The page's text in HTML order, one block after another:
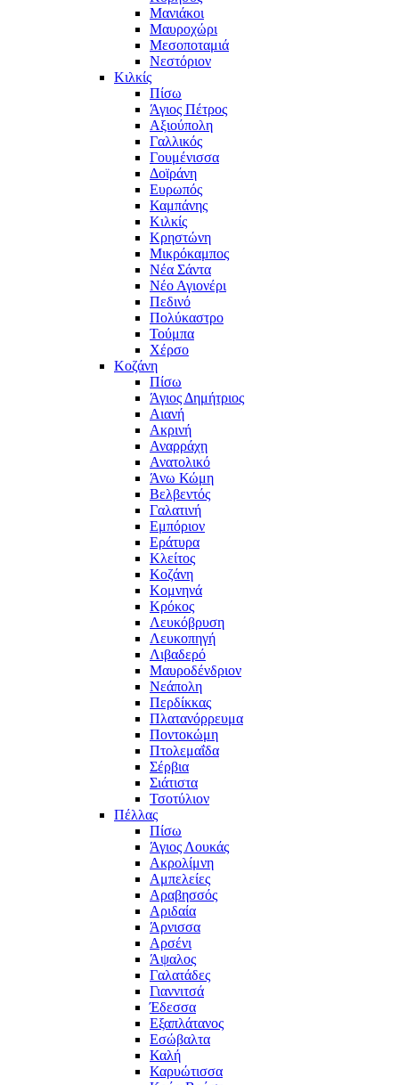
Μανιάκοι
Μαυροχώρι
Μεσοποταμιά
Νεστόριον
Κιλκίς
Πίσω
Άγιος Πέτρος
Αξιούπολη
Γαλλικός
Γουμένισσα
Δοϊράνη
Ευρωπός
Καμπάνης
Κιλκίς
Κρηστώνη
Μικρόκαμπος
Νέα Σάντα
Νέο Αγιονέρι
Πεδινό
Πολύκαστρο
Τούμπα
Χέρσο
Κοζάνη
Πίσω
Άγιος Δημήτριος
Αιανή
Ακρινή
Αναρράχη
Ανατολικό
Άνω Κώμη
Βελβεντός
Γαλατινή
Εμπόριον
Εράτυρα
Κλείτος
Κοζάνη
Κομνηνά
Κρόκος
Λευκόβρυση
Λευκοπηγή
Λιβαδερό
Μαυροδένδριον
Νεάπολη
Περδίκκας
Πλατανόρρευμα
Ποντοκώμη
Πτολεμαΐδα
Σέρβια
Σιάτιστα
Τσοτύλιον
Πέλλας
Πίσω
Άγιος Λουκάς
Ακρολίμνη
Αμπελείες
Αραβησσός
Αριδαία
Άρνισσα
Αρσένι
Άψαλος
Γαλατάδες
Γιαννιτσά
Έδεσσα
Εξαπλάτανος
Εσώβαλτα
Καλή
Καρυώτισσα